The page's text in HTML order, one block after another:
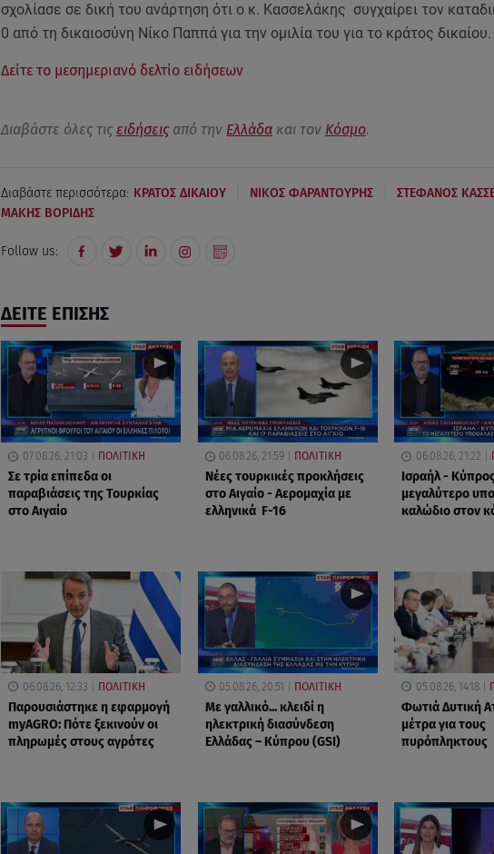
σχολίασε σε δική του ανάρτηση ότι ο κ. Κασσελάκης συγχαίρει τον
0 από τη δικαιοσύνη Νίκο Παππά για την ομιλία του για το κράτος δικαίου.
Δείτε το μεσημεριανό δελτίο ειδήσεων
Διαβάστε όλες τις ειδήσειςαπό την Ελλάδακαι τον Κόσμο.
Διαβάστε περισσότερα: ΚΡΑΤΟΣ ΔΙΚΑΙΟΥ NΙΚΟΣ ΦΑΡΑΝΤΟΥΡΗΣ ΣΤΕΦΑΝΟΣ
ΜΑΚΗΣ ΒΟΡΙΔΗΣ
Follow us:
ΔΕΙΤΕ ΕΠΙΣΗΣ
07.08.26, 21:03 ΠΟΛΙΤΙΚΗ
Σε τρία επίπεδα οι
παραβιάσεις της Τουρκίας
στο Αιγαίο
06.08.26, 21:59 ΠΟΛΙΤΙΚΗ
Νέες τουρκικές προκλήσεις
στο Αιγαίο - Αερομαχία με
ελληνικά F-16
06.08.26, 21:22
Ισραήλ -
μεγαλύτερο
καλώδιο στον
06.08.26, 12:33 ΠΟΛΙΤΙΚΗ
Παρουσιάστηκε η εφαρμογή
myAGRO: Πότε ξεκινούν οι
πληρωμές στους αγρότες
05.08.26, 20:51 ΠΟΛΙΤΙΚΗ
Με γαλλικό... κλειδί η
ηλεκτρική διασύνδεση
Ελλάδας – Κύπρου (GSI)
05.08.26, 14:18
Φωτιά Δυτική
μέτρα για τους
πυρόπληκτους